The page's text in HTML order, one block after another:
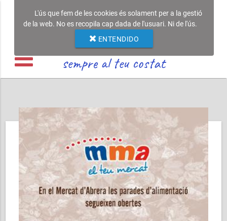
L'ús que fem de les cookies és solament per a la gestió
de la web. No es recopila cap dada de l'usuari. Ni de l'ús.
ENTENDIDO
sempre al teu costat